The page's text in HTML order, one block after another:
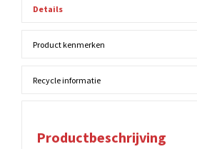
Details
Product kenmerken
Recycle informatie
Productbeschrijving